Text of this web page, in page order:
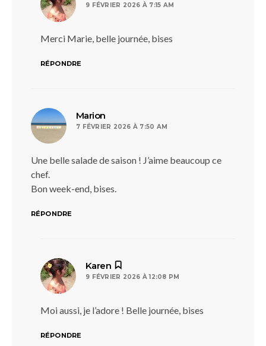
9 FÉVRIER 2026 À 7:15 AM
Merci Marie, belle journée, bises
RÉPONDRE
Marion
7 FÉVRIER 2026 À 7:50 AM
Une belle salade de saison ! J’aime beaucoup ce
chef.
Bon week-end, bises.
RÉPONDRE
Karen
9 FÉVRIER 2026 À 12:08 PM
Moi aussi, je l’adore ! Belle journée, bises
RÉPONDRE